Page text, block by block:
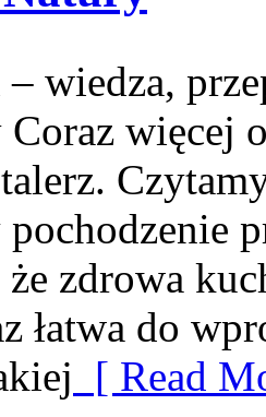
wiedza,
więcej
zdrowa
łatwa do
[ Read